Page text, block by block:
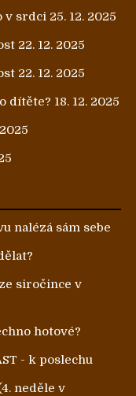
v srdci 25. 12. 2025
22. 12. 2025
22. 12. 2025
dítěte? 18. 12. 2025
nalézá sám sebe
siročince v
hotové?
- k poslechu
neděle v